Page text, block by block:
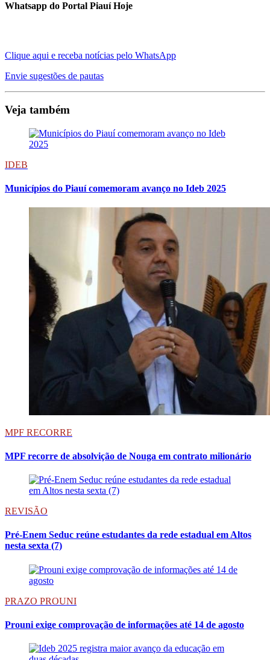
Whatsapp do Portal Piauí Hoje
Clique aqui e receba notícias pelo WhatsApp
Envie sugestões de pautas
Veja também
IDEB
Municípios do Piauí comemoram avanço no Ideb 2025
MPF RECORRE
MPF recorre de absolvição de Nouga em contrato milionário
REVISÃO
Pré-Enem Seduc reúne estudantes da rede estadual em Altos
nesta sexta (7)
PRAZO PROUNI
Prouni exige comprovação de informações até 14 de agosto